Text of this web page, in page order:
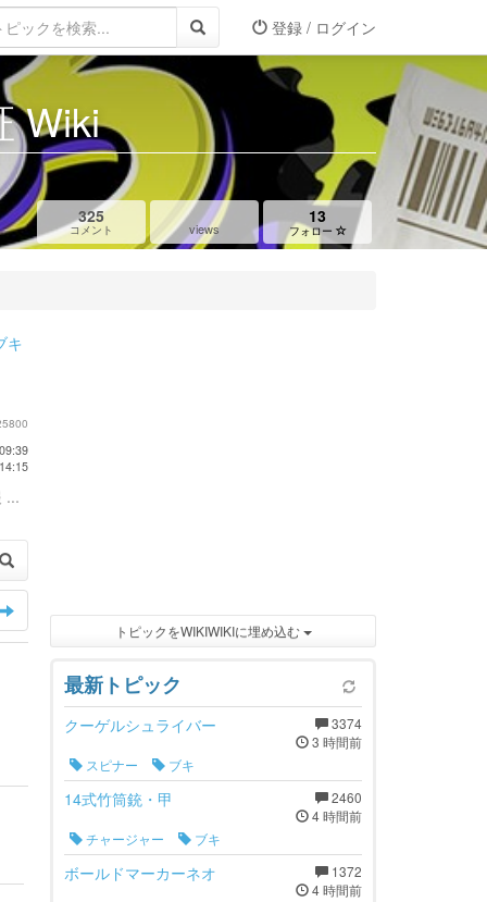
登録 / ログイン
Wiki
325
コメント views
13
フォロー
キ
...
トピックをWIKIWIKIに埋め込む
最新トピック
3374
3 時間前
クーゲルシュライバー
スピナー
ブキ
2460
4 時間前
14式竹筒銃・甲
チャージャー
ブキ
1372
4 時間前
ボールドマーカーネオ